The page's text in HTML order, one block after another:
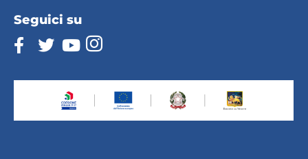
Seguici su